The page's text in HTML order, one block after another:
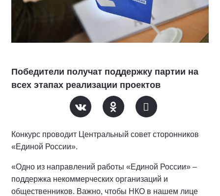
Победители получат поддержку партии на
всех этапах реализации проектов
Конкурс проводит Центральный совет сторонников
«Единой России».
«Одно из направлений работы «Единой России» –
поддержка некоммерческих организаций и
общественников. Важно, чтобы НКО в нашем лице